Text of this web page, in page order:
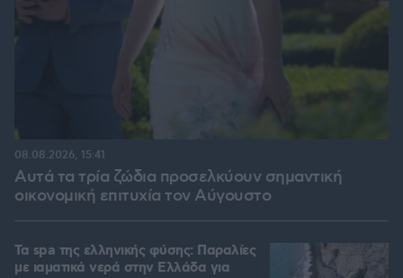
Αυτά τα τρία ζώδια προσελκύουν σημαντική
οικονομική επιτυχία τον Αύγουστο
08.08.2026, 15:41
Τα spa της ελληνικής φύσης: Παραλίες
με ιαματικά νερά στην Ελλάδα για